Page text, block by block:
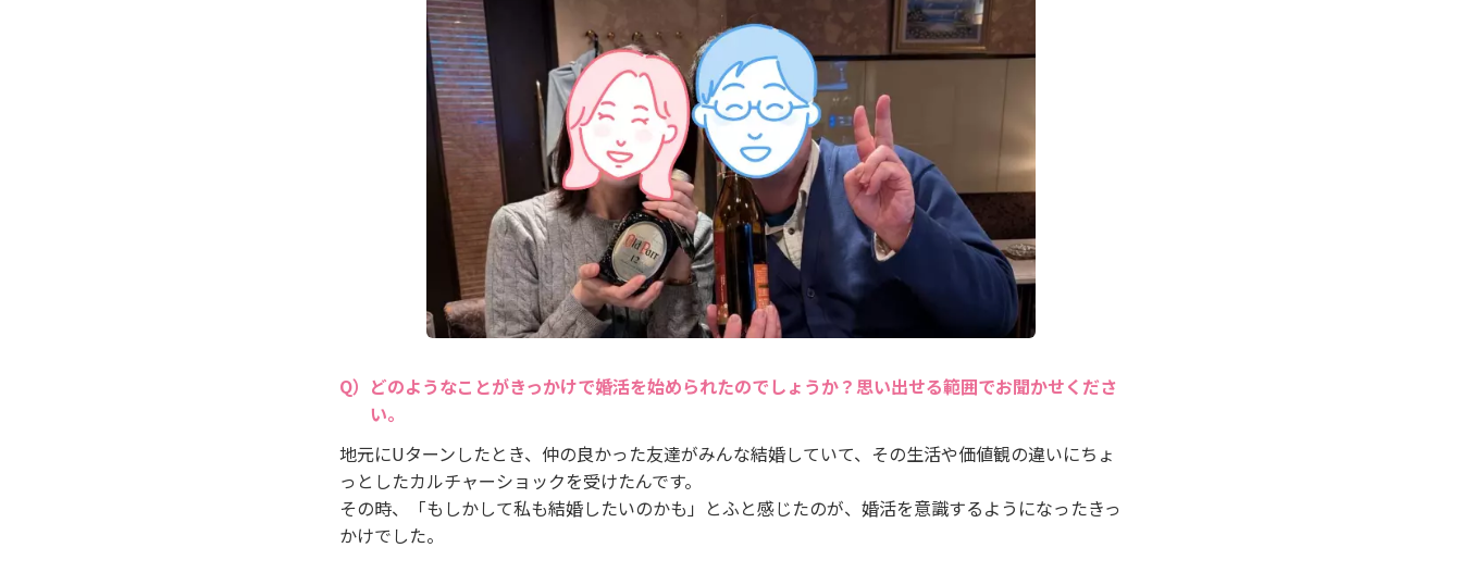
どのようなことがきっかけで婚活を始められたのでしょうか？思い出せる範囲でお聞かせくださ
い。
地元にUターンしたとき、仲の良かった友達がみんな結婚していて、その生活や価値観の違いにちょ
っとしたカルチャーショックを受けたんです。
その時、「もしかして私も結婚したいのかも」とふと感じたのが、婚活を意識するようになったきっ
かけでした。